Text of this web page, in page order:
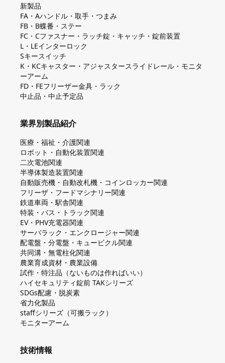
新製品
FA・Aハンドル・取手・つまみ
FB・B蝶番・ステー
FC・Cファスナー・ラッチ錠・キャッチ・錠前装置
L・LEインターロック
Sキースイッチ
K・KCキャスター・アジャスタースライドレール・モニタ
ーアーム
FD・FEフリーザー金具・ラック
中止品・中止予定品
業界別製品紹介
医療・福祉・介護関連
ロボット・自動化装置関連
二次電池関連
半導体製造装置関連
自動販売機・自動改札機・コインロッカー関連
フリーザ・フードマシナリー関連
鉄道車両・駅舎関連
特装・バス・トラック関連
EV・PHV充電器関連
サーバラック・エンクロージャー関連
配電盤・分電盤・キュービクル関連
共同溝・無電柱化関連
農業育成資材・農業設備
試作・特注品（ないものは作ればいい）
ハイセキュリティ錠前 TAKシリーズ
SDGs配慮・脱炭素
省力化製品
staffシリーズ（可搬ラック）
モニターアーム
技術情報